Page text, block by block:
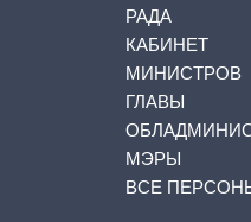
РАДА
КАБИНЕТ
МИНИСТРОВ
ГЛАВЫ
МЭРЫ
ВСЕ